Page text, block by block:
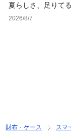
夏らしさ、足りて
ーデ4選
2026/8/7
財布・ケース スマ